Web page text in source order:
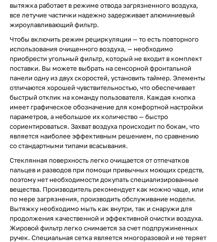
вытяжка работает в режиме отвода загрязненного воздуха,
все летучие частички надежно задерживает алюминиевый
жироулавливающий фильтр.
Чтобы включить режим рециркуляции — то есть повторного
использования очищенного воздуха, — необходимо
приобрести угольный фильтр, который не входит в комплект
поставки. Вы можете выбрать на сенсорной фронтальной
панели одну из двух скоростей, установить таймер. Элементы
отличаются хорошей чувствительностью, что обеспечивает
быстрый отклик на команду пользователя. Каждая кнопка
имеет графическое обозначение для комфортной настройки
параметров, а небольшое их количество — быстро
сориентироваться. Захват воздуха происходит по бокам, что
является наиболее эффективным решением, по сравнению
со стандартными типами всасывания.
Стеклянная поверхность легко очищается от отпечатков
пальцев и разводов при помощи привычных моющих средств,
поэтому нет необходимости докупать специализированные
вещества. Производитель рекомендует как можно чаще, или
по мере загрязнения, производить обслуживание модели.
Вытяжку необходимо мыть как внутри, так и снаружи для
продолжения качественной и эффективной очистки воздуха.
Жировой фильтр легко снимается за счет подпружиненных
ручек. Специальная сетка является многоразовой и не теряет